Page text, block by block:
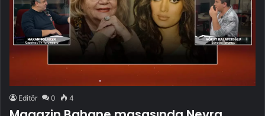
Editör 0 4